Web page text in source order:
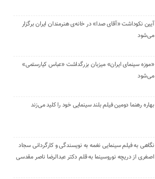
آیین نکوداشت «آقای صدا» در خانه‌ی هنرمندان ایران برگزار
می‌شود
«موزه سینمای ایران» میزبان بزرگداشت «عباس کیارستمی»
می‌شود
بهاره رهنما دومین فیلم بلند سینمایی خود را کلید می‌زند
نگاهی به فیلم سینمایی نغمه به نویسندگی و کارگردانی سجاد
اصغری از دریچه نوروسینما به قلم دکتر عبدالرضا ناصر مقدسی